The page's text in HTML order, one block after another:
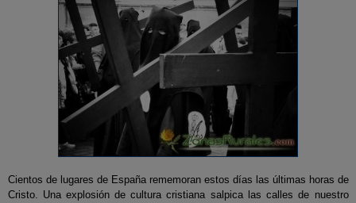
Cientos de lugares de España rememoran estos días las últimas horas de
Cristo. Una explosión de cultura cristiana salpica las calles de nuestro